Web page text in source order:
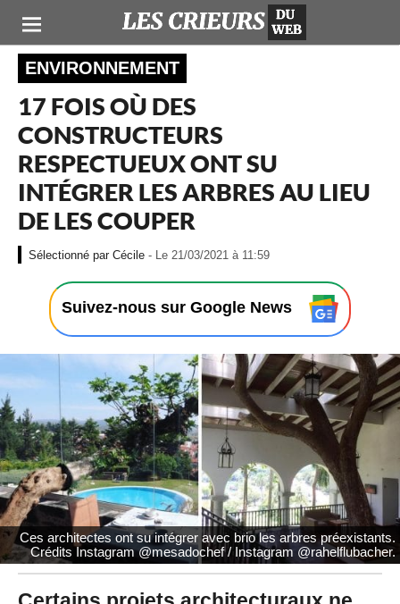
ENVIRONNEMENT
17 FOIS OÙ DES
CONSTRUCTEURS
RESPECTUEUX ONT SU
INTÉGRER LES ARBRES AU LIEU
DE LES COUPER
Cécile - Le 21/03/2021 à 11:59
2
/
0
/
0
à
1
1
:
5
9
Suivez-nous sur Google News
Ces architectes ont su intégrer avec brio les arbres préexistants.
Crédits Instagram @mesadochef / Instagram @rahelflubacher.